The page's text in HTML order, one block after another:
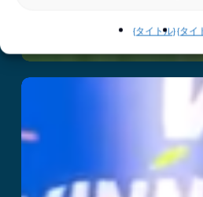
{タイトル}{タイ
Party